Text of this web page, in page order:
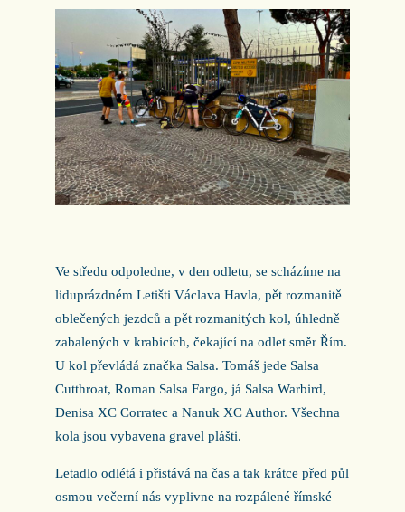
Ve středu odpoledne, v den odletu, se scházíme na
liduprázdném Letišti Václava Havla, pět rozmanitě
oblečených jezdců a pět rozmanitých kol, úhledně
zabalených v krabicích, čekající na odlet směr Řím.
U kol převládá značka Salsa. Tomáš jede Salsa
Cutthroat, Roman Salsa Fargo, já Salsa Warbird,
Denisa XC Corratec a Nanuk XC Author. Všechna
kola jsou vybavena gravel plášti.
Letadlo odlétá i přistává na čas a tak krátce před půl
osmou večerní nás vyplivne na rozpálené římské